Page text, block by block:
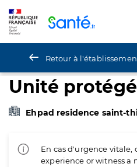
Retour à
Unité
Ehpad residence saint-
En cas d'urgence vitale,
experience or witness a